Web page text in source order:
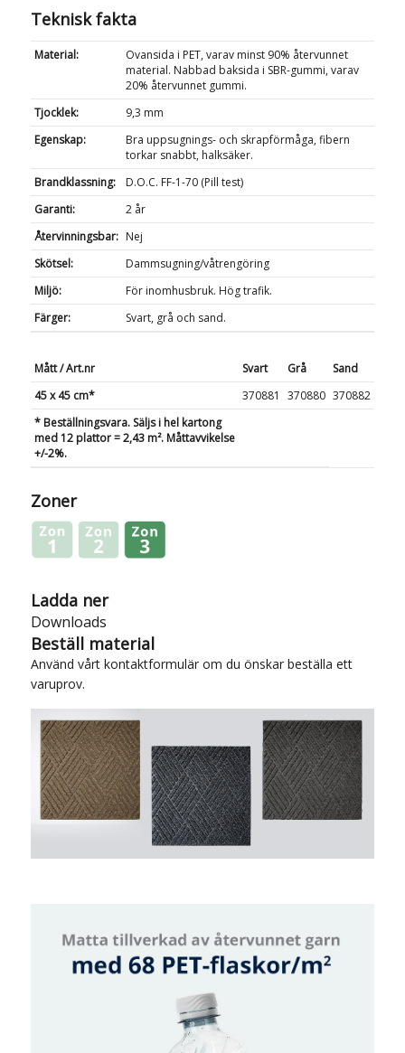
Teknisk fakta
Material:
Ovansida i PET, varav minst 90% återvunnet
material. Nabbad baksida i SBR-gummi, varav
20% återvunnet gummi.
Tjocklek:
9,3 mm
Egenskap:
Bra uppsugnings- och skrapförmåga, fibern
torkar snabbt, halksäker.
Brandklassning:
D.O.C. FF-1-70 (Pill test)
Garanti:
2 år
Återvinningsbar: Nej
Skötsel:
Dammsugning/våtrengöring
Miljö:
För inomhusbruk. Hög trafik.
Färger:
Svart, grå och sand.
Mått / Art.nr Svart Grå
Sand
45 x 45 cm*
370881 370880 370882
* Beställningsvara. Säljs i hel kartong
med 12 plattor = 2,43 m². Måttavvikelse
+/-2%.
Zoner
Ladda ner
Downloads
Beställ material
Använd vårt kontaktformulärom du önskar beställa ett
varuprov.